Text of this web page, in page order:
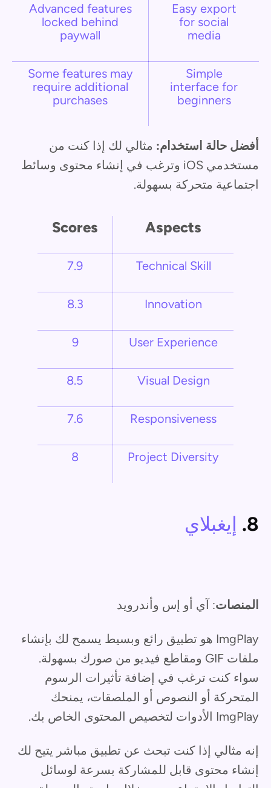
Easy export
for social
media
Advanced features
locked behind
paywall
Simple
interface for
beginners
Some features may
require additional
purchases
أفضل حالة استخدام: مثالي لك إذا كنت من
مستخدمي iOS وترغب في إنشاء محتوى وسائط
اجتماعية متحركة بسهولة.
Aspects
Scores
Technical Skill
7.9
Innovation
8.3
User Experience
9
Visual Design
8.5
Responsiveness
7.6
Project Diversity
8
8. إيغبلاي
المنصات: آي أو إس وأندرويد
ImgPlay هو تطبيق رائع وبسيط يسمح لك بإنشاء
ملفات GIF ومقاطع فيديو من صورك بسهولة.
سواء كنت ترغب في إضافة تأثيرات الرسوم
المتحركة أو النصوص أو الملصقات، يمنحك
ImgPlay الأدوات لتخصيص المحتوى الخاص بك.
إنه مثالي إذا كنت تبحث عن تطبيق مباشر يتيح لك
إنشاء محتوى قابل للمشاركة بسرعة لوسائل